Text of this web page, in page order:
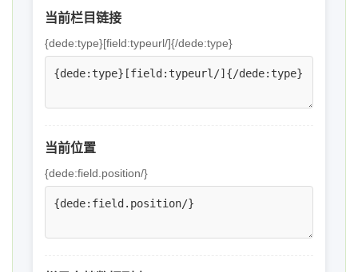
当前栏目链接
{dede:type}[field:typeurl/]{/dede:type}
当前位置
{dede:field.position/}